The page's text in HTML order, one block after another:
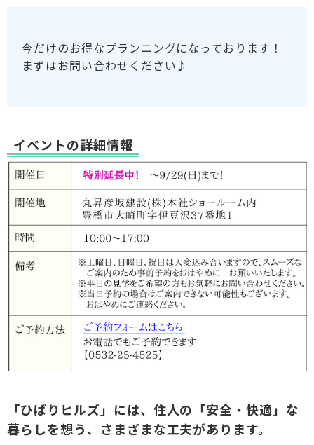
今だけのお得なプランニングになっております！
まずはお問い合わせください♪
イベントの詳細情報
「ひばりヒルズ」には、住人の「安全・快適」な
暮らしを想う、さまざまな工夫があります。